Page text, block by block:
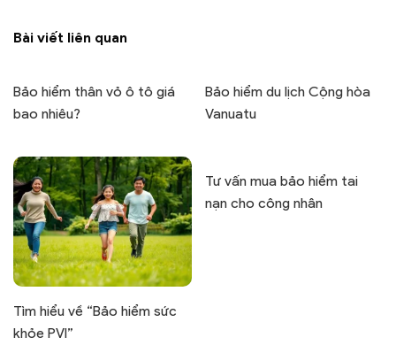
Bài viết liên quan
Bảo hiểm thân vỏ ô tô giá
bao nhiêu?
Bảo hiểm du lịch Cộng hòa
Vanuatu
Tìm hiểu về “Bảo hiểm sức
khỏe PVI”
Tư vấn mua bảo hiểm tai
nạn cho công nhân